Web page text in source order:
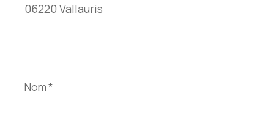
06220 Vallauris
*